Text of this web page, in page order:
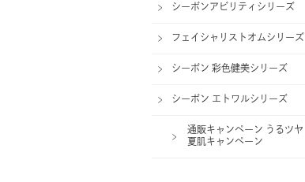
シーボンアビリティシリーズ
フェイシャリストオムシリーズ
シーボン 彩色健美シリーズ
シーボン エトワルシリーズ
通販キャンペーン うるツヤ
夏肌キャンペーン